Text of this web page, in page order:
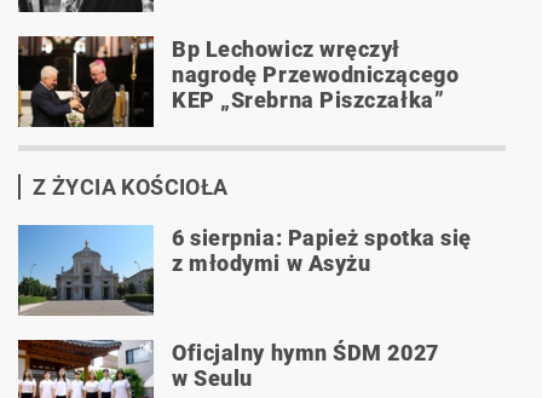
Bp Lechowicz wręczył
nagrodę Przewodniczącego
KEP „Srebrna Piszczałka”
Z ŻYCIA KOŚCIOŁA
6 sierpnia: Papież spotka się
z młodymi w Asyżu
Oficjalny hymn ŚDM 2027
w Seulu